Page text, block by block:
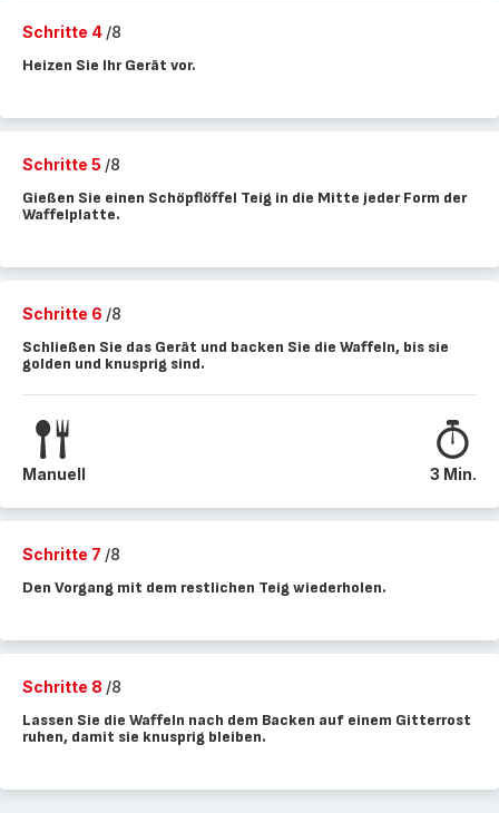
Schritte 4 /8
Heizen Sie Ihr Gerät vor.
Schritte 5 /8
Gießen Sie einen Schöpflöffel Teig in die Mitte jeder Form der
Waffelplatte.
Schritte 6 /8
Schließen Sie das Gerät und backen Sie die Waffeln, bis sie
golden und knusprig sind.
Manuell 3 Min.
Schritte 7 /8
Den Vorgang mit dem restlichen Teig wiederholen.
Schritte 8 /8
Lassen Sie die Waffeln nach dem Backen auf einem Gitterrost
ruhen, damit sie knusprig bleiben.